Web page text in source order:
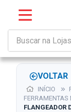
VOLTAR
INÍCIO
FLANGEADOR